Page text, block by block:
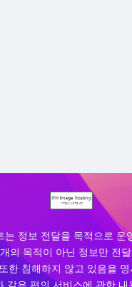
정보 전달을 목적으로 운
의 목적이 아닌 정보만 전
한 침해하지 않고 있음을 명